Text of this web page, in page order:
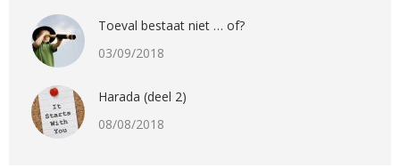
Toeval bestaat niet … of?
03/09/2018
Harada (deel 2)
08/08/2018